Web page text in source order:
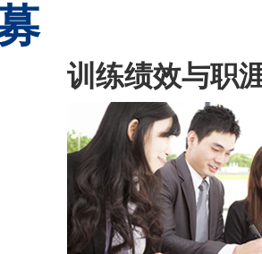
训练绩效与职